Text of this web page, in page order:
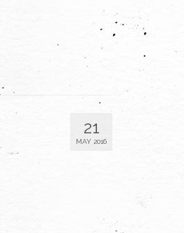
21
MAY 2016